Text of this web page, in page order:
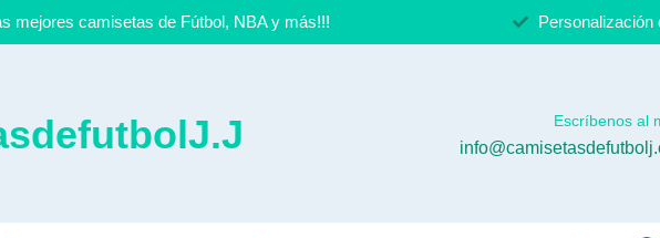
mejores camisetas de Fútbol, NBA y más!!! Personalización
Escríbenos al